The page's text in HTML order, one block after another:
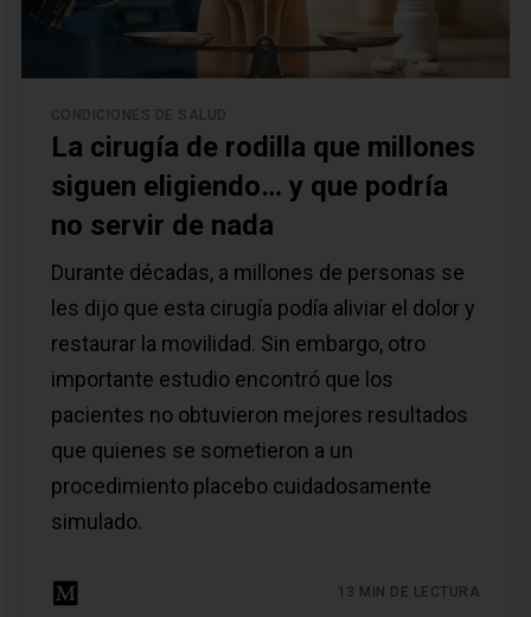
CONDICIONES DE SALUD
La cirugía de rodilla que millones
siguen eligiendo… y que podría
no servir de nada
Durante décadas, a millones de personas se
les dijo que esta cirugía podía aliviar el dolor y
restaurar la movilidad. Sin embargo, otro
importante estudio encontró que los
pacientes no obtuvieron mejores resultados
que quienes se sometieron a un
procedimiento placebo cuidadosamente
simulado.
13 MIN DE LECTURA